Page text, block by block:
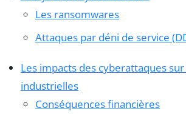
Les ransomwares
Attaques par déni de service
Les impacts des cyberattaques
industrielles
Conséquences financières